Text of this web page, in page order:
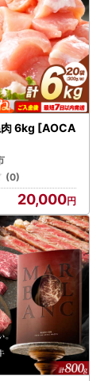
肉 6kg [AOCA
(0)
20,000